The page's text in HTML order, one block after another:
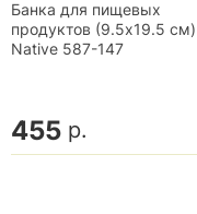
Банка для пищевых
продуктов (9.5x19.5 см)
Native 587-147
455 р.